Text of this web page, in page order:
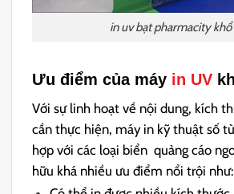
in uv bạt pharmacity
Ưu điểm của máy in UV
Với sự linh hoạt về nội dung, kích
cần thực hiện, máy in kỹ thuật số
hợp với các loại biển quảng cáo
hữu khá nhiều ưu điểm nổi trội như: